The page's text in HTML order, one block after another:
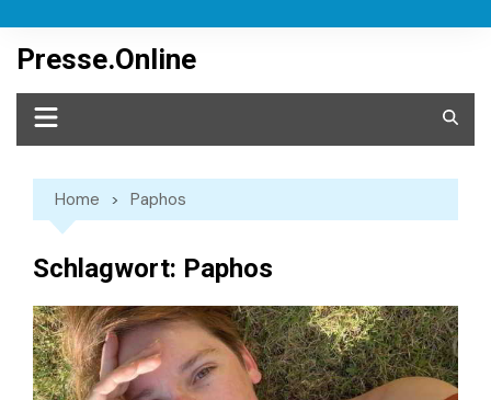
content
Presse.Online
Home Paphos
Schlagwort: Paphos